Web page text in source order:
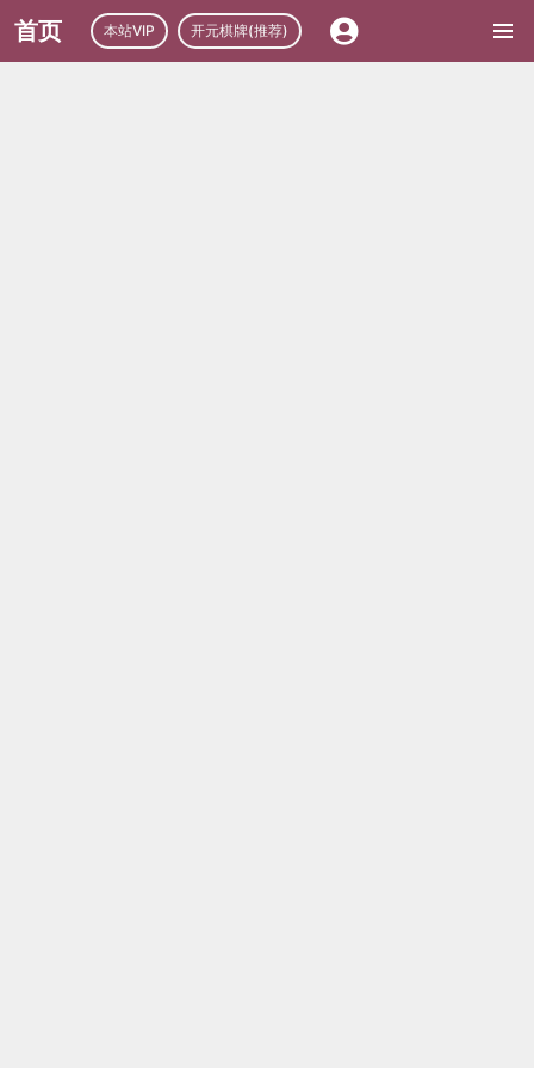
首页 本站VIP 开元棋牌(推荐)